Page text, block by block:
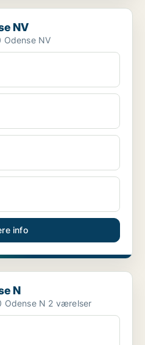
NV
Odense NV
info
N
Andelsbolig til salg i 5270 Odense N 2 værelser